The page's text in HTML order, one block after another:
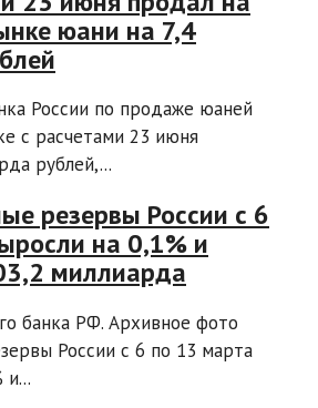
юани на 7,4
России по продаже юаней
с расчетами 23 июня
рублей,...
резервы России с 6
на 0,1% и
миллиарда
банка РФ. Архивное фото
России с 6 по 13 марта
и...